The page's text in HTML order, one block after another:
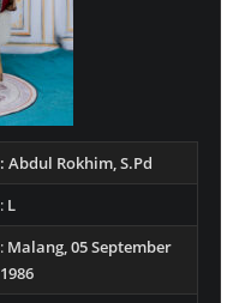
: Abdul Rokhim, S.Pd
: L
: Malang, 05 September
1986